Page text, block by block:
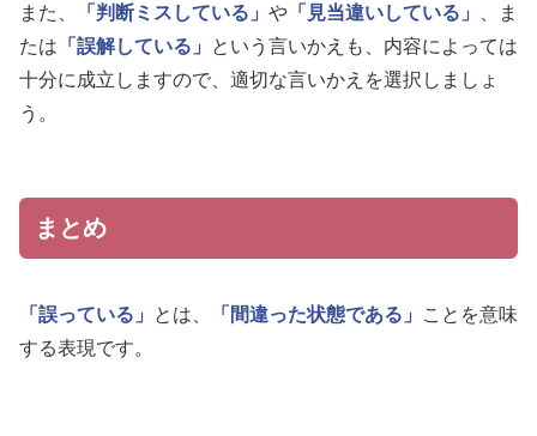
また、 「判断ミスしている」 や 「見当違いしている」
、ま
たは 「誤解している」
という言いかえも、内容によっては
十分に成立しますので、適切な言いかえを選択しましょ
う。
まとめ
「誤っている」 とは、 「間違った状態である」
ことを意味
する表現です。